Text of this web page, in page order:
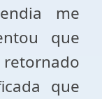
me
que
que